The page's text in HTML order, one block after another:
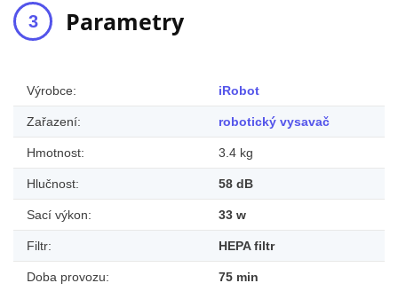
Parametry
Výrobce: iRobot
Zařazení: robotický vysavač
Hmotnost: 3.4 kg
Hlučnost: 58 dB
Sací výkon: 33 w
Filtr: HEPA filtr
Doba provozu: 75 min